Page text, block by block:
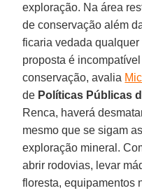
exploração. Na área
de conservação além
ficaria vedada
proposta é
conservação, avalia
de Políticas Públicas
Renca, haverá
mesmo que se sigam
exploração mineral.
abrir rodovias, levar
floresta, equipamentos